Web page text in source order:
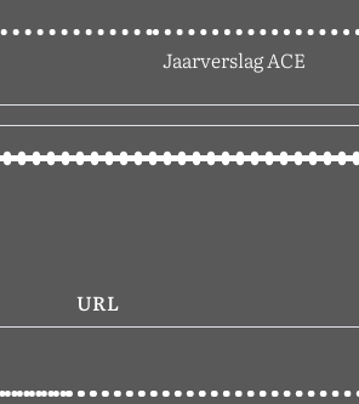
Jaarverslag ACE
URL